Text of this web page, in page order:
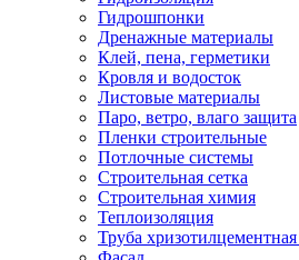
Гидрошпонки
Дренажные материалы
Клей, пена, герметики
Кровля и водосток
Листовые материалы
Паро, ветро, влаго защита
Пленки строительные
Потлочные системы
Строительная сетка
Строительная химия
Теплоизоляция
Труба